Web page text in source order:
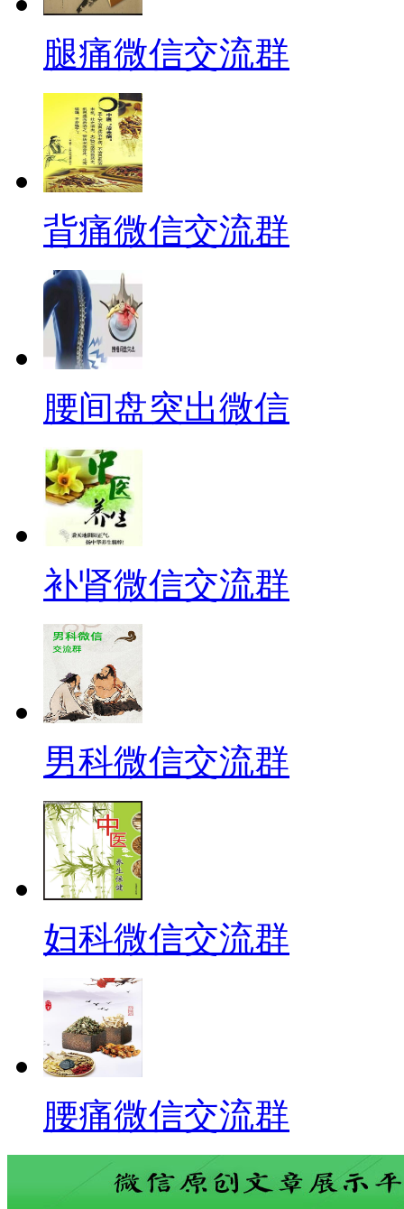
腿痛微信交流群
背痛微信交流群
腰间盘突出微信
补肾微信交流群
男科微信交流群
妇科微信交流群
腰痛微信交流群